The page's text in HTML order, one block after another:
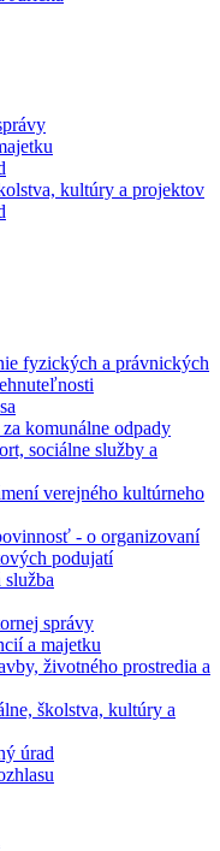
kultúry a projektov
fyzických a právnických
komunálne odpady
sociálne služby a
verejného kultúrneho
- o organizovaní
podujatí
správy
a majetku
životného prostredia a
školstva, kultúry a
úrad